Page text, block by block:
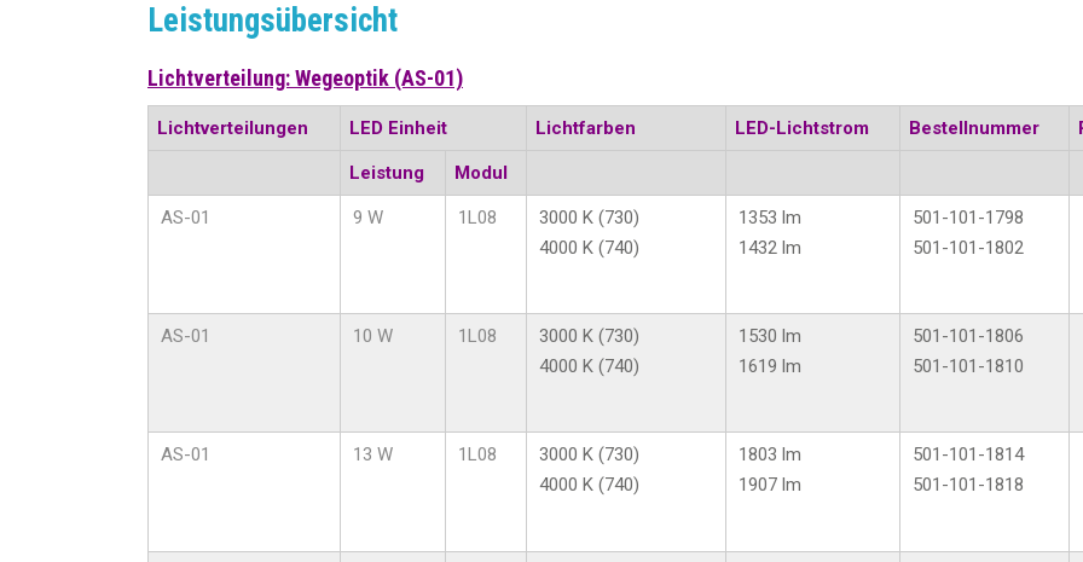
Leistungsübersicht
Lichtverteilung: Wegeoptik (AS-01)
AS-01 9 W 1L08
3000 K (730)
4000 K (740)
1353 lm
1432 lm
501-101-1798
501-101-1802
AS-01 10 W 1L08
3000 K (730)
4000 K (740)
1530 lm
1619 lm
501-101-1806
501-101-1810
AS-01 13 W 1L08
3000 K (730)
4000 K (740)
1803 lm
1907 lm
501-101-1814
501-101-1818
Lichtverteilungen LED Einheit Lichtfarben LED-Lichtstrom Bestellnummer
Leistung Modul